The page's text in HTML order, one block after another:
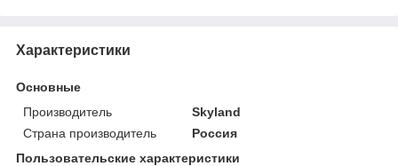
Характеристики
Основные
Производитель
Skyland
Страна производитель
Россия
Пользовательские характеристики